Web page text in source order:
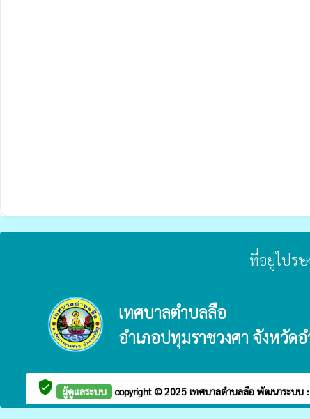
ที่อยู่ไปร
เทศบาลตำบลลือ
อำเภอปทุมราชวงศา จังหวัด
verified_user ผู้ดูแลระบบ copyright © 2025 เทศบาลตำบลลือ พัฒนาระบบ :